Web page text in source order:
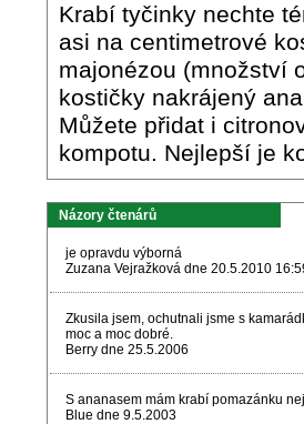
Krabí tyčinky nechte
asi na centimetrové
majonézou (množství
kostičky nakrájený
Můžete přidat i
kompotu. Nejlepší je
Názory čtenárů
je opravdu výborná
Zuzana Vejražková dne 20.5.2010
Zkusila jsem, ochutnali jsme s
moc a moc dobré.
Berry dne 25.5.2006
S ananasem mám krabí pomazánku
Blue dne 9.5.2003